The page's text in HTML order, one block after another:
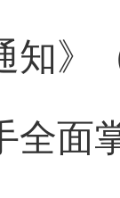
知》
全面